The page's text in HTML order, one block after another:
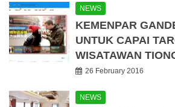
NEWS
KEMENPAR
UNTUK CAPAI
WISATAWAN
26 February 2016
NEWS